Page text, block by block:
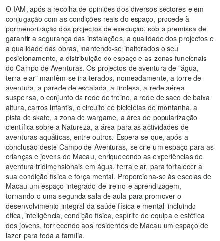
O IAM, após a recolha de opiniões dos diversos sectores e em
conjugação com as condições reais do espaço, procede à
pormenorização dos projectos de execução, sob a premissa de
garantir a segurança das instalações, a qualidade dos projectos e
a qualidade das obras, mantendo-se inalterados o seu
posicionamento, a distribuição do espaço e as zonas funcionais
do Campo de Aventuras. Os projectos de aventura de "água,
terra e ar" mantêm-se inalterados, nomeadamente, a torre de
aventura, a parede de escalada, a tirolesa, a rede aérea
suspensa, o conjunto da rede de treino, a rede de saco de baixa
altura, carros infantis, o circuito de bicicletas de montanha, a
pista de skate, a zona de wargame, a área de popularização
científica sobre a Natureza, a área para as actividades de
aventuras aquáticas, entre outros. Espera-se que, após a
conclusão deste Campo de Aventuras, se crie um espaço para as
crianças e jovens de Macau, enriquecendo as experiências de
aventura tridimensionais em água, terra e ar, para fortalecer a
sua condição física e força mental. Proporciona-se às escolas de
Macau um espaço integrado de treino e aprendizagem,
tornando-o uma segunda sala de aula para promover o
desenvolvimento integral da saúde física e mental, incluindo
ética, inteligência, condição física, espírito de equipa e estética
dos jovens, fornecendo aos residentes de Macau um espaço de
lazer para toda a família.